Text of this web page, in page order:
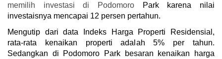
memilih investasi di Podomoro
Park karena nilai
investaisnya mencapai 12 persen pertahun.
Mengutip dari data Indeks Harga Properti Residensial,
rata-rata kenaikan properti adalah 5% per tahun.
Sedangkan di Podomoro Park besaran kenaikan harga